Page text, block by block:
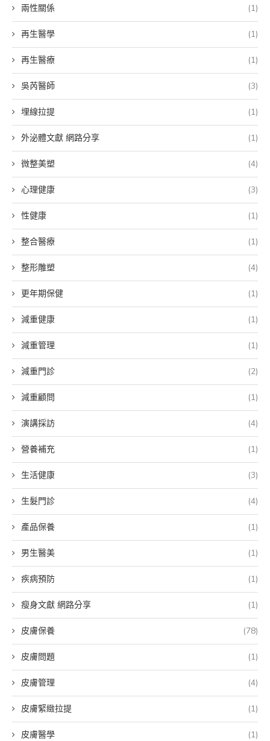
兩性關係 (1)
再生醫學 (1)
再生醫療 (1)
吳芮醫師 (3)
埋線拉提 (1)
外泌體文獻 網路分享 (1)
微整美塑 (4)
心理健康 (3)
性健康 (1)
整合醫療 (1)
整形雕塑 (4)
更年期保健 (1)
減重健康 (1)
減重管理 (1)
減重門診 (2)
減重顧問 (1)
演講採訪 (4)
營養補充 (1)
生活健康 (3)
生髮門診 (4)
產品保養 (1)
男生醫美 (1)
疾病預防 (1)
瘦身文獻 網路分享 (1)
皮膚保養 (78)
皮膚問題 (1)
皮膚管理 (4)
皮膚緊緻拉提 (1)
皮膚醫學 (1)